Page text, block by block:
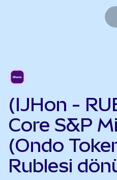
(IJHon -
Core S&P
(Ondo
Rublesi